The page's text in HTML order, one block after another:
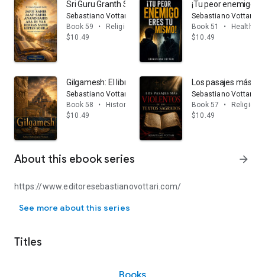
Sri Guru Granth Sahib: JAPJI SAHIB - JAAP SAHIB -
Sebastiano Vottari
Book 59
•
Religion & spirituality
$10.49
¡Tu peor enemigo
Sebastiano Vottari
Book 51
•
Health,
$10.49
Gilgamesh: El libro más antiguo del mundo: la
Sebastiano Vottari
Book 58
•
History
$10.49
Los pasajes más
Sebastiano Vottari
Book 57
•
Religion
$10.49
About this ebook series arrow_forward
https://www.editoresebastianovottari.com/
See more about this series
Titles